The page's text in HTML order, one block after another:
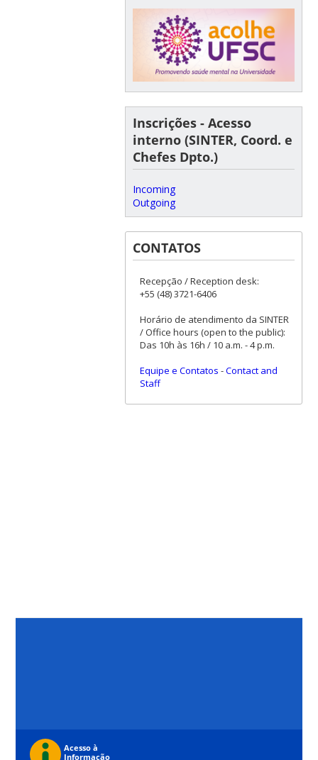
Inscrições - Acesso
interno (SINTER, Coord. e
Chefes Dpto.)
Incoming
Outgoing
CONTATOS
Recepção / Reception desk:
+55 (48) 3721-6406
Horário de atendimento da SINTER
/ Office hours (open to the public):
Das 10h às 16h / 10 a.m. - 4 p.m.
Equipe e Contatos -Contact and
Staff